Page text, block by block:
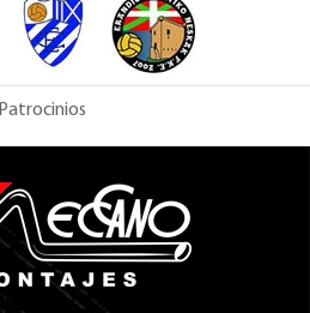
Patrocinios